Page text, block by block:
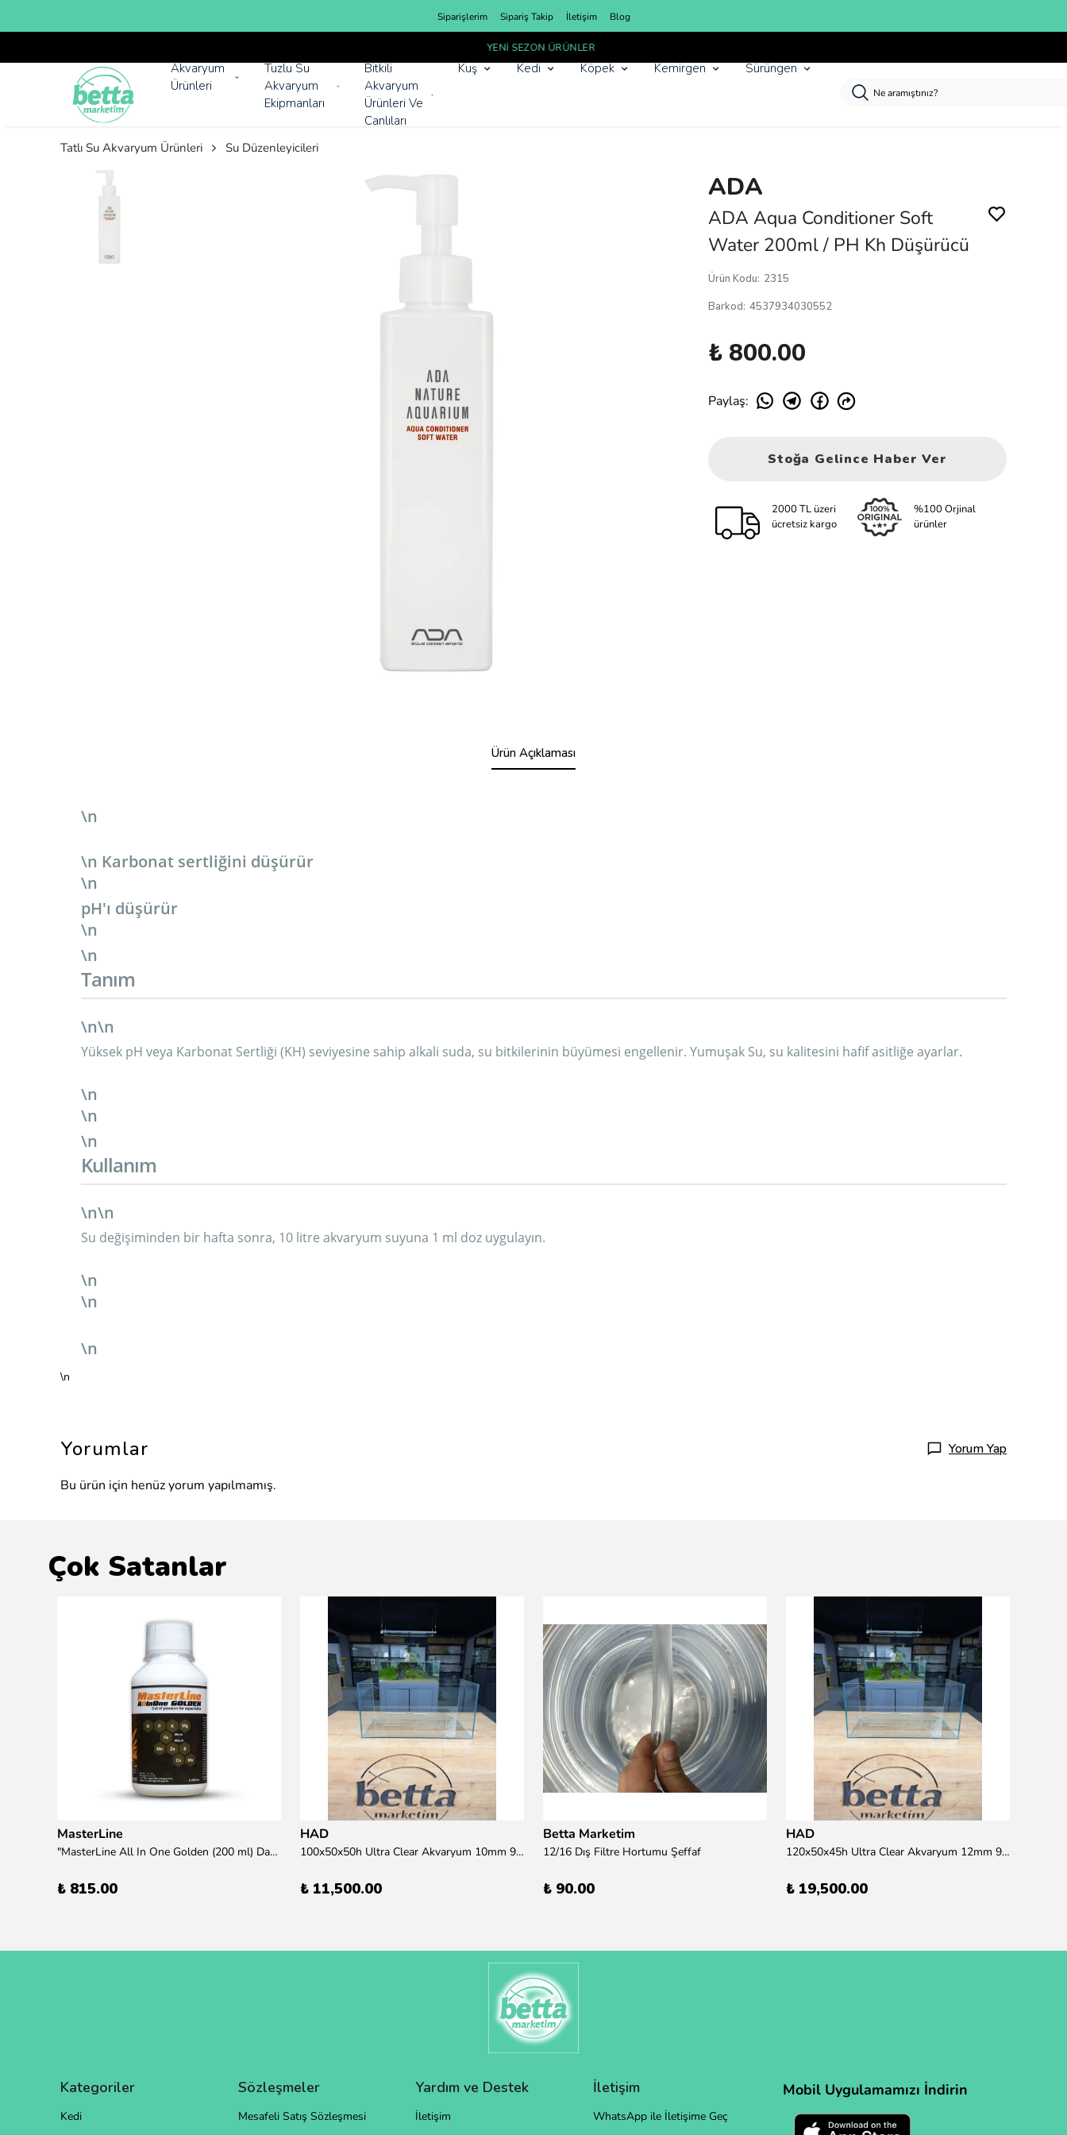
Siparişlerim Sipariş Takip İletişim Blog
YENI SEZON ÜRÜNLER
Akvaryum
Ürünleri
Tuzlu Su
Akvaryum
Ekipmanları
Bitkili
Akvaryum
Ürünleri Ve
Canlıları
Kuş Kedi Köpek Kemirgen Sürüngen
Tatlı Su Akvaryum Ürünleri Su Düzenleyicileri
ADA
ADA Aqua Conditioner Soft
Water 200ml / PH Kh Düşürücü
Ürün Kodu: 2315
Barkod: 4537934030552
₺ 800.00
Paylaş:
Stoğa Gelince Haber Ver
2000 TL üzeri
ücretsiz kargo
%100 Orjinal
ürünler
Ürün Açıklaması
\n
\n Karbonat sertliğini düşürür
\n
pH'ı düşürür
\n
\n
Tanım
\n\n
Yüksek pH veya Karbonat Sertliği (KH) seviyesine sahip alkali suda, su bitkilerinin büyümesi engellenir. Yumuşak Su, su kalitesini hafif asitliğe ayarlar.
\n
\n
\n
Kullanım
\n\n
Su değişiminden bir hafta sonra, 10 litre akvaryum suyuna 1 ml doz uygulayın.
\n
\n
\n
\n
Yorumlar Yorum Yap
Bu ürün için henüz yorum yapılmamış.
Çok Satanlar
MasterLine
"MasterLine All In One Golden (200 ml) Daha yüksek zorluk derecesine sahip bitkiler için Özel formül Tam Besin "
₺ 815.00
HAD
100x50x50h Ultra Clear Akvaryum 10mm 90derece Birleşim /Sadece Otobüs Kargosu ile Gönderim Yapılır !
₺ 11,500.00
Betta Marketim
12/16 Dış Filtre Hortumu Şeffaf
₺ 90.00
HAD
120x50x45h Ultra Clear Akvaryum 12mm 90 derece Birleşim (Otobüs Kargosu İle Gönderim Sağlanmaktadır)
₺ 19,500.00
Kategoriler
Kedi
Sözleşmeler
Mesafeli Satış Sözleşmesi
Yardım ve Destek
İletişim
İletişim
WhatsApp ile İletişime Geç
Mobil Uygulamamızı İndirin